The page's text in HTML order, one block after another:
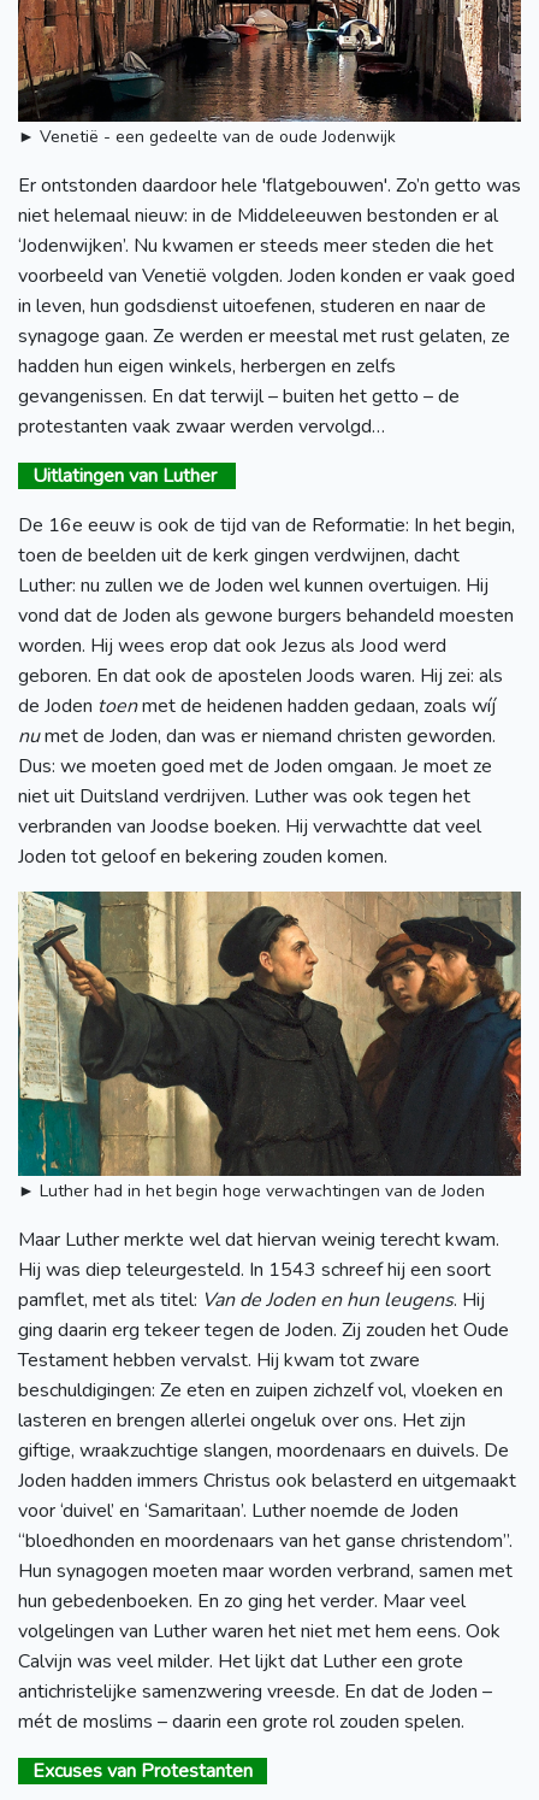
► Venetië - een gedeelte van de oude Jodenwijk
Er ontstonden daardoor hele 'flatgebouwen'. Zo’n getto was
niet helemaal nieuw: in de Middeleeuwen bestonden er al
‘Jodenwijken’. Nu kwamen er steeds meer steden die het
voorbeeld van Venetië volgden. Joden konden er vaak goed
in leven, hun godsdienst uitoefenen, studeren en naar de
synagoge gaan. Ze werden er meestal met rust gelaten, ze
hadden hun eigen winkels, herbergen en zelfs
gevangenissen. En dat terwijl – buiten het getto – de
protestanten vaak zwaar werden vervolgd…
Uitlatingen van Luther
De 16e eeuw is ook de tijd van de Reformatie: In het begin,
toen de beelden uit de kerk gingen verdwijnen, dacht
Luther: nu zullen we de Joden wel kunnen overtuigen. Hij
vond dat de Joden als gewone burgers behandeld moesten
worden. Hij wees erop dat ook Jezus als Jood werd
geboren. En dat ook de apostelen Joods waren. Hij zei: als
de Joden toenmet de heidenen hadden gedaan, zoals wíj
numet de Joden, dan was er niemand christen geworden.
Dus: we moeten goed met de Joden omgaan. Je moet ze
niet uit Duitsland verdrijven. Luther was ook tegen het
verbranden van Joodse boeken. Hij verwachtte dat veel
Joden tot geloof en bekering zouden komen.
► Luther had in het begin hoge verwachtingen van de Joden
Maar Luther merkte wel dat hiervan weinig terecht kwam.
Hij was diep teleurgesteld. In 1543 schreef hij een soort
pamflet, met als titel: Van de Joden en hun leugens. Hij
ging daarin erg tekeer tegen de Joden. Zij zouden het Oude
Testament hebben vervalst. Hij kwam tot zware
beschuldigingen: Ze eten en zuipen zichzelf vol, vloeken en
lasteren en brengen allerlei ongeluk over ons. Het zijn
giftige, wraakzuchtige slangen, moordenaars en duivels. De
Joden hadden immers Christus ook belasterd en uitgemaakt
voor ‘duivel’ en ‘Samaritaan’. Luther noemde de Joden
“bloedhonden en moordenaars van het ganse christendom”.
Hun synagogen moeten maar worden verbrand, samen met
hun gebedenboeken. En zo ging het verder. Maar veel
volgelingen van Luther waren het niet met hem eens. Ook
Calvijn was veel milder. Het lijkt dat Luther een grote
antichristelijke samenzwering vreesde. En dat de Joden –
mét de moslims – daarin een grote rol zouden spelen.
Excuses van Protestanten